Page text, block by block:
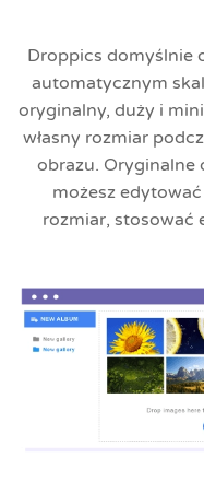
Droppics domyślnie
automatycznym
oryginalny, duży i
własny rozmiar
obrazu. Oryginalne
możesz
rozmiar, stosować